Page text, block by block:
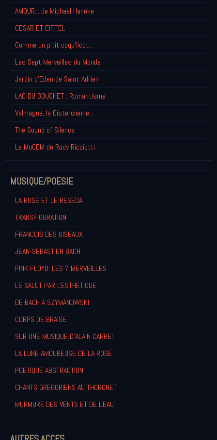
AMOUR... de Michael Haneke
CESAR ET EIFFEL
Comme un p'tit coqu'licot...
Les Sept Merveilles du Monde
Jardin d'Eden de Saint-Adrien
LAC DU BOUCHET : Romantisme
Valmagne, la Cistercienne...
The Sound of Silence
Le MuCEM de Rudy Ricciotti
MUSIQUE/POESIE
LA ROSE ET LE RESEDA
TRANSFIGURATION
FRANCOIS DES OISEAUX
JEAN-SEBASTIEN BACH
PINK FLOYD: LES 7 MERVEILLES
LE SALUT PAR L'ESTHETIQUE
DE BACH A SZYMANOWSKI
CORPS DE BRAISE
SUR UNE MUSIQUE D'ALAIN CARRE!
LA LUNE AMOUREUSE DE LA ROSE
POETIQUE ABSTRACTION
CHANTS GREGORIENS AU THORONET
MURMURE DES VENTS ET DE L'EAU